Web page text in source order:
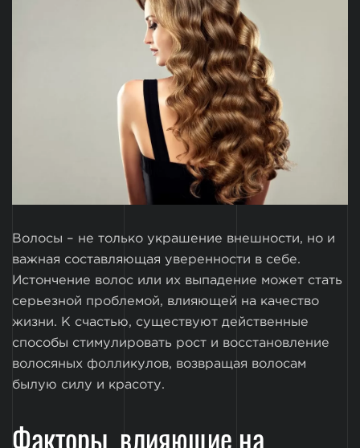
Волосы – не только украшение внешности, но и
важная составляющая уверенности в себе.
Истончение волос или их выпадение может стать
серьезной проблемой, влияющей на качество
жизни. К счастью, существуют действенные
способы стимулировать рост и восстановление
волосяных фолликулов, возвращая волосам
былую силу и красоту.
Факторы, влияющие на